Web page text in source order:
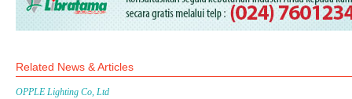
Related News & Articles
OPPLE Lighting Co, Ltd